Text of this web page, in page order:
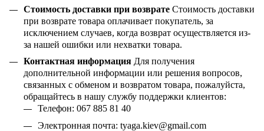
Стоимость доставки при возврате Стоимость доставки
при возврате товара оплачивает покупатель, за
исключением случаев, когда возврат осуществляется из-
за нашей ошибки или нехватки товара.
Контактная информация Для получения
дополнительной информации или решения вопросов,
связанных с обменом и возвратом товара, пожалуйста,
обращайтесь в нашу службу поддержки клиентов:
Телефон: 067 885 81 40
Электронная почта: tyaga.kiev@gmail.com